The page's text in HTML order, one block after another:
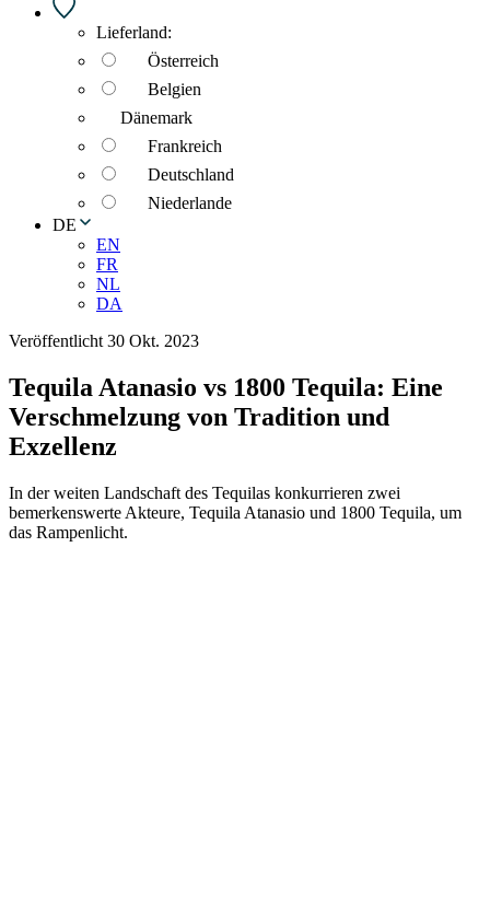
Lieferland:
Österreich
Belgien
Dänemark
Frankreich
Deutschland
Niederlande
DE
EN
FR
NL
DA
Veröffentlicht 30 Okt. 2023
Tequila Atanasio vs 1800 Tequila: Eine
Verschmelzung von Tradition und
Exzellenz
In der weiten Landschaft des Tequilas konkurrieren zwei
bemerkenswerte Akteure, Tequila Atanasio und 1800 Tequila, um
das Rampenlicht.